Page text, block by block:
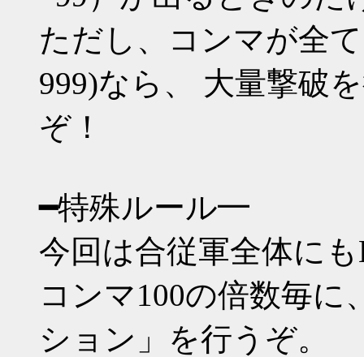
ただし、コンマが全
999)なら、 大量撃破
ぞ！
━特殊ルール━
今回は合従軍全体に
コンマ100の倍数毎
ション」を行うぞ。